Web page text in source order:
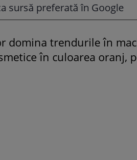
sursă preferată în Google
domina trendurile în
în culoarea oranj,